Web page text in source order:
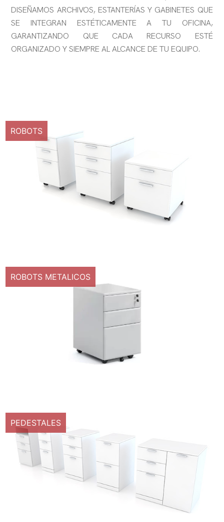
DISEÑAMOS ARCHIVOS, ESTANTERÍAS Y GABINETES QUE
SE INTEGRAN ESTÉTICAMENTE A TU OFICINA,
GARANTIZANDO QUE CADA RECURSO ESTÉ
ORGANIZADO Y SIEMPRE AL ALCANCE DE TU EQUIPO.
ROBOTS
ROBOTS METALICOS
PEDESTALES